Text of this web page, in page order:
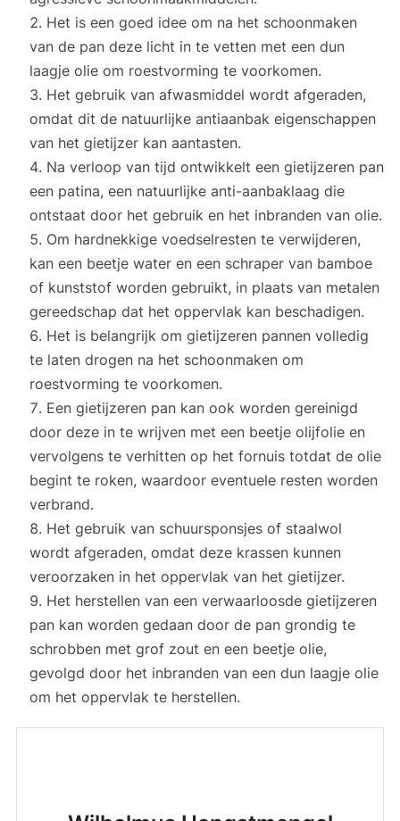
Het is een goed idee om na het schoonmaken
van de pan deze licht in te vetten met een dun
laagje olie om roestvorming te voorkomen.
Het gebruik van afwasmiddel wordt afgeraden,
omdat dit de natuurlijke antiaanbak eigenschappen
van het gietijzer kan aantasten.
Na verloop van tijd ontwikkelt een gietijzeren pan
een patina, een natuurlijke anti-aanbaklaag die
ontstaat door het gebruik en het inbranden van olie.
Om hardnekkige voedselresten te verwijderen,
kan een beetje water en een schraper van bamboe
of kunststof worden gebruikt, in plaats van metalen
gereedschap dat het oppervlak kan beschadigen.
Het is belangrijk om gietijzeren pannen volledig
te laten drogen na het schoonmaken om
roestvorming te voorkomen.
Een gietijzeren pan kan ook worden gereinigd
door deze in te wrijven met een beetje olijfolie en
vervolgens te verhitten op het fornuis totdat de olie
begint te roken, waardoor eventuele resten worden
verbrand.
Het gebruik van schuursponsjes of staalwol
wordt afgeraden, omdat deze krassen kunnen
veroorzaken in het oppervlak van het gietijzer.
Het herstellen van een verwaarloosde gietijzeren
pan kan worden gedaan door de pan grondig te
schrobben met grof zout en een beetje olie,
gevolgd door het inbranden van een dun laagje olie
om het oppervlak te herstellen.